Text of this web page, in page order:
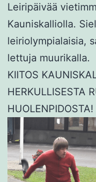
Leiripäivää
Kauniskalliolla.
leiriolympialaisia,
lettuja muurikalla.
KIITOS
HERKULLISESTA
HUOLENPIDOSTA!